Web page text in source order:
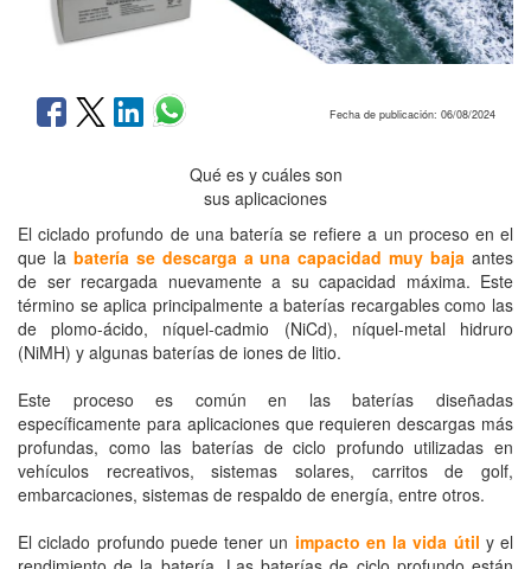
Fecha de publicación: 06/08/2024
Qué es y cuáles son
sus aplicaciones
El ciclado profundo de una batería se refiere a un proceso en el
que labatería se descarga a una capacidad muy baja antes
de ser recargada nuevamente a su capacidad máxima. Este
término se aplica principalmente a baterías recargables como las
de plomo-ácido, níquel-cadmio (NiCd), níquel-metal hidruro
(NiMH) y algunas baterías de iones de litio.
Este proceso es común en las baterías diseñadas
específicamente para aplicaciones que requieren descargas más
profundas, como las baterías de ciclo profundo utilizadas en
vehículos recreativos, sistemas solares, carritos de golf,
embarcaciones, sistemas de respaldo de energía, entre otros.
El ciclado profundo puede tener un impacto en la vida útil y el